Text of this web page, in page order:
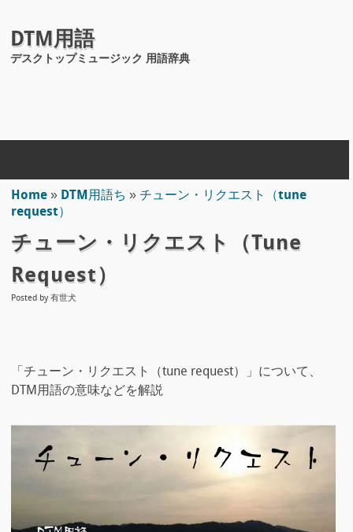
DTM用語
デスクトップミュージック 用語辞典
Home » DTM用語ち » チューン・リクエスト（tune
request）
チューン・リクエスト（tune
Request）
Posted by有世犬
「チューン・リクエスト（tune request）」について、
DTM用語の意味などを解説